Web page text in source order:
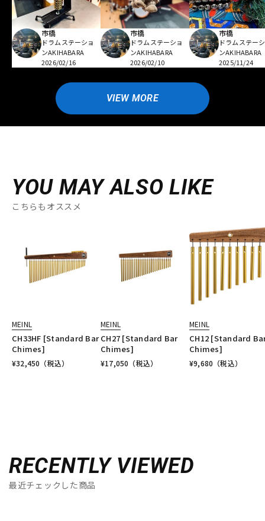
市橋
ドラムステーショ
ンAKIHABARA
2026/02/16
市橋
ドラムステーショ
ンAKIHABARA
2026/02/10
市橋
ドラムステー
ンAKIHABARA
2025/11/24
VIEW MORE
YOU MAY ALSO LIKE
こちらもオススメ
MEINL
CH33HF [Standard Bar
Chimes]
¥32,450 （税込）
MEINL
CH27 [Standard Bar
Chimes]
¥17,050 （税込）
MEINL
CH12 [Standard
Chimes]
¥9,680 （税込）
RECENTLY VIEWED
最近チェックした商品